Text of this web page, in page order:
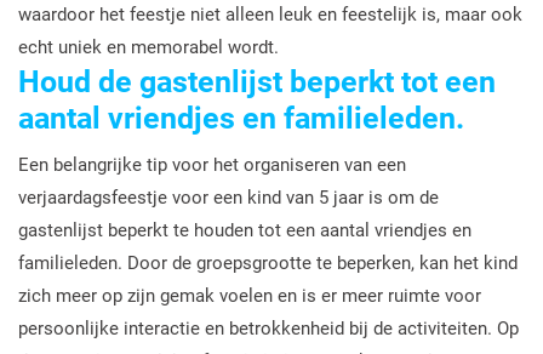
waardoor het feestje niet alleen leuk en feestelijk is, maar ook
echt uniek en memorabel wordt.
Houd de gastenlijst beperkt tot een
aantal vriendjes en familieleden.
Een belangrijke tip voor het organiseren van een
verjaardagsfeestje voor een kind van 5 jaar is om de
gastenlijst beperkt te houden tot een aantal vriendjes en
familieleden. Door de groepsgrootte te beperken, kan het kind
zich meer op zijn gemak voelen en is er meer ruimte voor
persoonlijke interactie en betrokkenheid bij de activiteiten. Op